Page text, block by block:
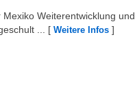
Weiterentwicklung und
...
[ Weitere Infos ]